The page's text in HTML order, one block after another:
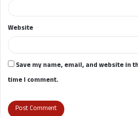
Website
Save my name, email, and website in
time I comment.